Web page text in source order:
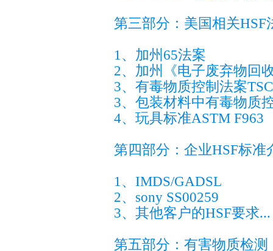
第三部分：美国相关HSF
1、加州65法案
2、加州《电子废弃物回
3、有毒物质控制法案
3、包装材料中有毒物质
4、玩具标准ASTM F963
第四部分：企业HSF标准
1、IMDS/GADSL
2、sony SS00259
3、其他客户的HSF要求...
第五部分：有害物质检测